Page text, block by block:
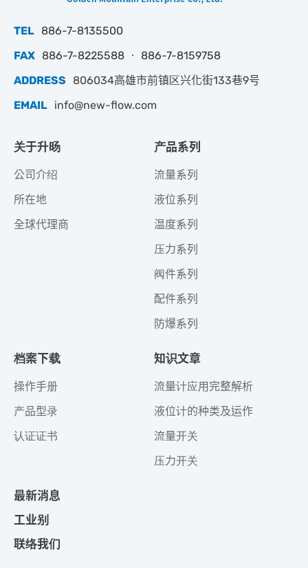
TEL 886-7-8135500
FAX 886-7-8225588 ‧ 886-7-8159758
ADDRESS
806034高雄市前镇区兴化街133巷9号
EMAIL info@new-flow.com
关于升旸
公司介绍
所在地
全球代理商
产品系列
流量系列
液位系列
温度系列
压力系列
阀件系列
配件系列
防爆系列
档案下载
操作手册
产品型录
认证证书
知识文章
流量计应用完整解析
液位计的种类及运作
流量开关
压力开关
最新消息
工业别
联络我们